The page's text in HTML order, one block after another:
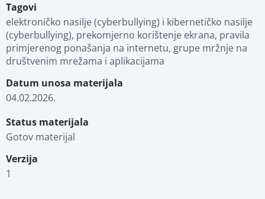
Tagovi
elektroničko nasilje (cyberbullying) i kibernetičko nasilje
(cyberbullying), prekomjerno korištenje ekrana, pravila
primjerenog ponašanja na internetu, grupe mržnje na
društvenim mrežama i aplikacijama
Datum unosa materijala
04.02.2026.
Status materijala
Gotov materijal
Verzija
1